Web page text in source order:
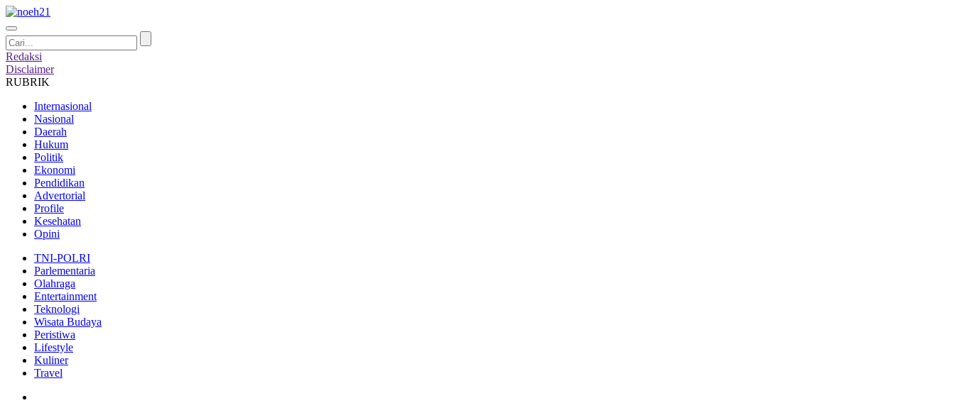
Redaksi
Disclaimer
RUBRIK
Internasional
Nasional
Daerah
Hukum
Politik
Ekonomi
Pendidikan
Advertorial
Profile
Kesehatan
Opini
TNI-POLRI
Parlementaria
Olahraga
Entertainment
Teknologi
Wisata Budaya
Peristiwa
Lifestyle
Kuliner
Travel